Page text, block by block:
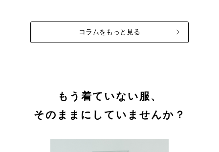
コラムをもっと見る
もう着ていない服、
そのままにしていませんか？